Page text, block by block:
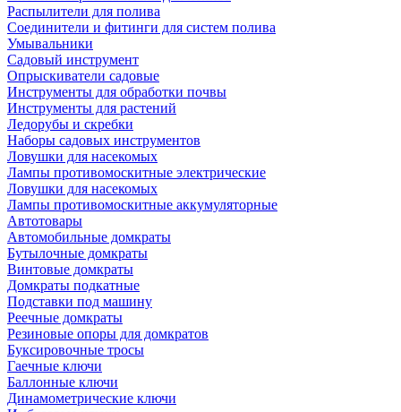
Распылители для полива
Соединители и фитинги для систем полива
Умывальники
Садовый инструмент
Опрыскиватели садовые
Инструменты для обработки почвы
Инструменты для растений
Ледорубы и скребки
Наборы садовых инструментов
Ловушки для насекомых
Лампы противомоскитные электрические
Ловушки для насекомых
Лампы противомоскитные аккумуляторные
Автотовары
Автомобильные домкраты
Бутылочные домкраты
Винтовые домкраты
Домкраты подкатные
Подставки под машину
Реечные домкраты
Резиновые опоры для домкратов
Буксировочные тросы
Гаечные ключи
Баллонные ключи
Динамометрические ключи